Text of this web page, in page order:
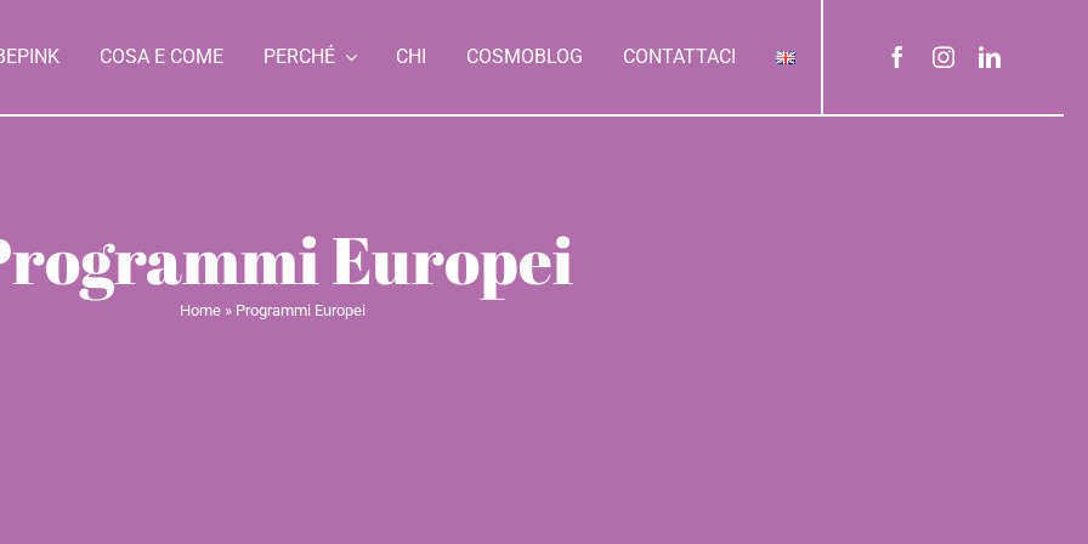
COSA E COME PERCHÉ CHI COSMOBLOG CONTATTACI
Europei
Home» Programmi Europei